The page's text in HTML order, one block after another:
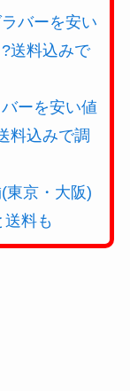
バーを安い
送料込みで
ーを安い値
料込みで調
東京・大阪)
料も